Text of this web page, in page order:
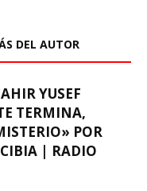
DEL AUTOR
YUSEF
TERMINA,
POR
| RADIO